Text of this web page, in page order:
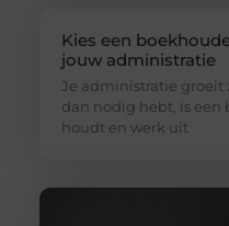
Kies een
jouw administratie
Je administratie groeit
dan nodig hebt, is een
houdt en werk uit